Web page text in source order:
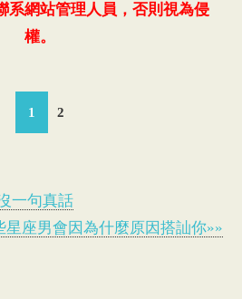
系網站管理人員，否則視為侵
權。
1 2
一句真話
星座男會因為什麼原因搭訕你»»